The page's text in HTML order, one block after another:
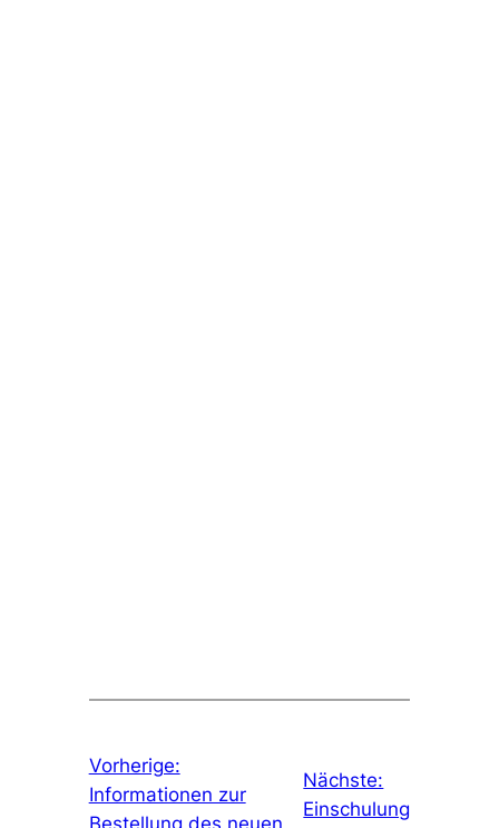
Vorherige:
Informationen zur
Nächste:
Einschulung